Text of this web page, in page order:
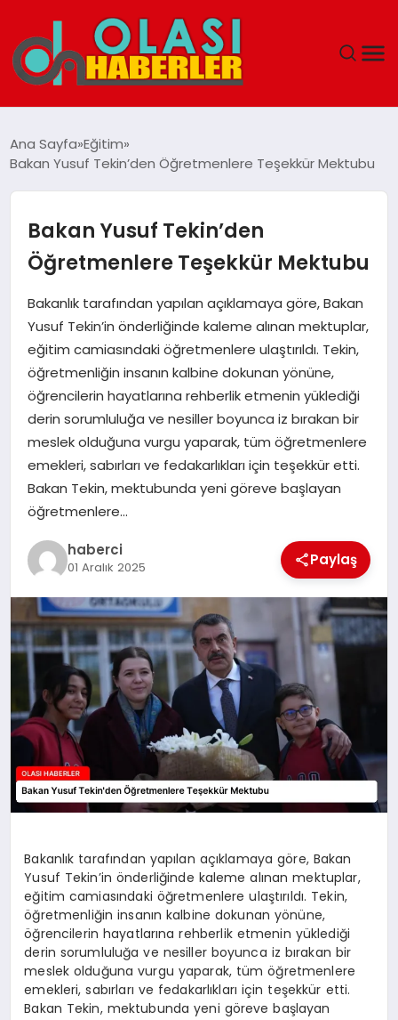
DÜNYA
SAĞLIK
YAŞAM
Ana Sayfa Eğitim
Bakan Yusuf Tekin’den Öğretmenlere Teşekkür Mektubu
Bakan Yusuf Tekin’den
Öğretmenlere Teşekkür Mektubu
Bakanlık tarafından yapılan açıklamaya göre, Bakan
Yusuf Tekin’in önderliğinde kaleme alınan mektuplar,
eğitim camiasındaki öğretmenlere ulaştırıldı. Tekin,
öğretmenliğin insanın kalbine dokunan yönüne,
öğrencilerin hayatlarına rehberlik etmenin yüklediği
derin sorumluluğa ve nesiller boyunca iz bırakan bir
meslek olduğuna vurgu yaparak, tüm öğretmenlere
emekleri, sabırları ve fedakarlıkları için teşekkür etti.
Bakan Tekin, mektubunda yeni göreve başlayan
öğretmenlere…
haberci
01 Aralık 2025 Paylaş
Bakanlık tarafından yapılan açıklamaya göre, Bakan
Yusuf Tekin’in önderliğinde kaleme alınan mektuplar,
eğitim camiasındaki öğretmenlere ulaştırıldı. Tekin,
öğretmenliğin insanın kalbine dokunan yönüne,
öğrencilerin hayatlarına rehberlik etmenin yüklediği
derin sorumluluğa ve nesiller boyunca iz bırakan bir
meslek olduğuna vurgu yaparak, tüm öğretmenlere
emekleri, sabırları ve fedakarlıkları için teşekkür etti.
Bakan Tekin, mektubunda yeni göreve başlayan